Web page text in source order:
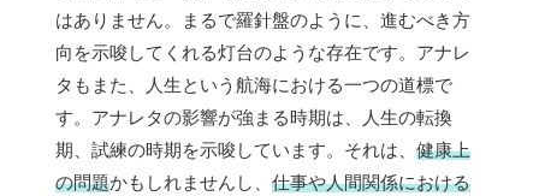
はありません。まるで羅針盤のように、進むべき方
向を示唆してくれる灯台のような存在です。アナレ
タもまた、人生という航海における一つの道標で
す。アナレタの影響が強まる時期は、人生の転換
期、試練の時期を示唆しています。それは、 健康上
の問題かもしれませんし、 仕事や人間関係における